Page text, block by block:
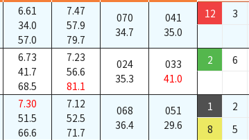
6.61
34.0
57.0
7.47
57.9
79.7
070
34.7
041
35.0
12 3
6.73
41.7
68.5
7.23
56.6
81.1
024
35.3
033
41.0
2 6
7.30
51.5
66.6
7.12
52.5
71.7
068
36.4
051
29.6
1 2
8
5